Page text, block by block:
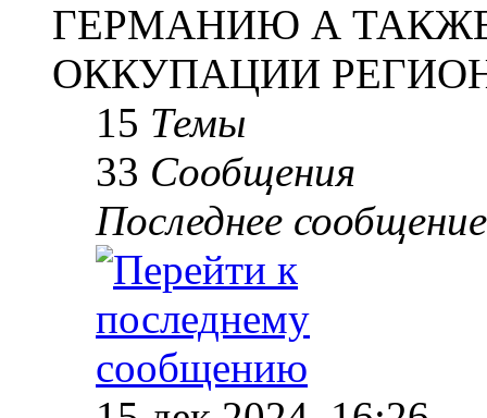
ГЕРМАНИЮ А
ОККУПАЦИИ
15 Темы
33 Сообщения
Последнее сообщение